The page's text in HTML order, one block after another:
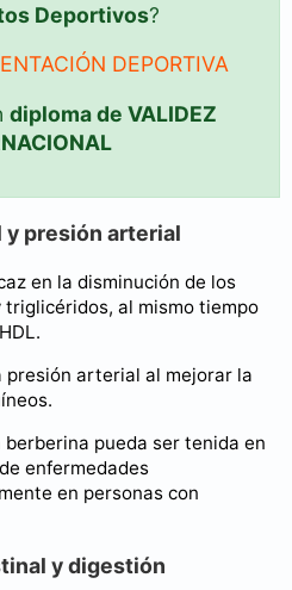
Deportivos?
DEPORTIVA
diploma de VALIDEZ
presión arterial
en la disminución de los
al mismo tiempo
presión arterial al mejorar la
pueda ser tenida en
enfermedades
en personas con
y digestión